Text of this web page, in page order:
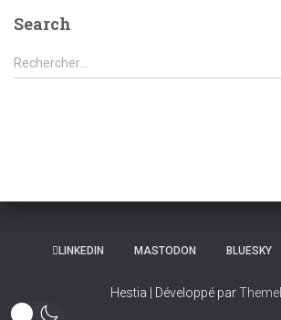
Search
R
e
Rechercher…
LINKEDIN MASTODON BLUESKY
Hestia | Développé par